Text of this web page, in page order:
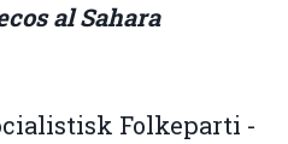
al Sahara
Folkeparti -